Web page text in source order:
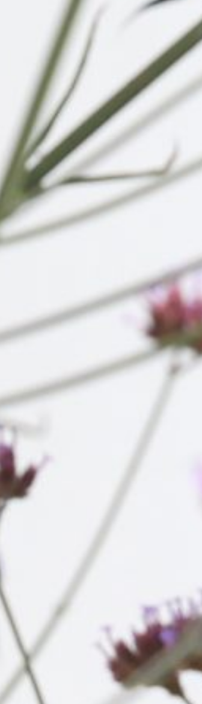
ou sur votre terrasse ? Juste pour
espace extérieur peut être, à l’infini,
cela soit très coûteux, rendre cet